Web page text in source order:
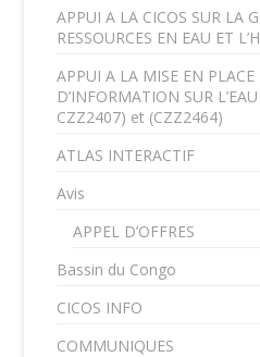
APPUI A LA CICOS SUR LA
RESSOURCES EN EAU ET
APPUI A LA MISE EN PLACE
D’INFORMATION SUR
CZZ2407) et (CZZ2464)
ATLAS INTERACTIF
Avis
APPEL D’OFFRES
Bassin du Congo
CICOS INFO
COMMUNIQUES